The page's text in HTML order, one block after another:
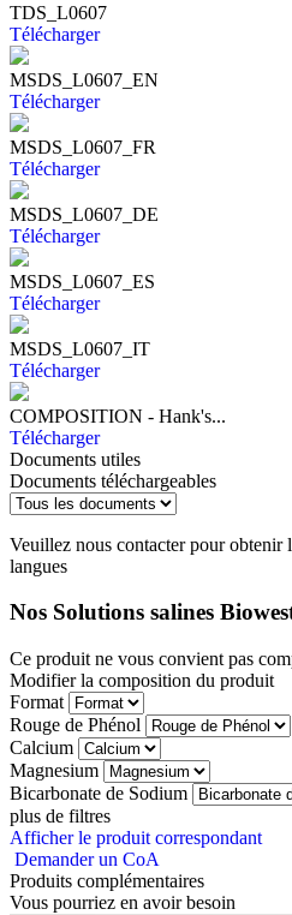
TDS_L0607
Télécharger
MSDS_L0607_EN
Télécharger
MSDS_L0607_FR
Télécharger
MSDS_L0607_DE
Télécharger
MSDS_L0607_ES
Télécharger
MSDS_L0607_IT
Télécharger
COMPOSITION - Hank's...
Télécharger
Documents utiles
Documents téléchargeables
Veuillez nous contacter pour obtenir
langues
Nos Solutions salines
Ce produit ne vous convient pas
Modifier la composition du produit
Format
Rouge de Phénol
Calcium
Magnesium
Bicarbonate de Sodium
plus de filtres
Afficher le produit correspondant
Demander un CoA
Produits complémentaires
Vous pourriez en avoir besoin